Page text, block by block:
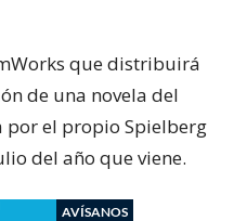
que distribuirá
de una novela del
el propio Spielberg
del año que viene.
AVÍSANOS